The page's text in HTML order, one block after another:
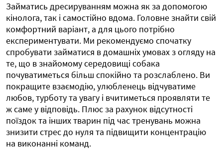
Займатись дресируванням можна як за допомогою
кінолога, так і самостійно вдома. Головне знайти свій
комфортний варіант, а для цього потрібно
експериментувати. Ми рекомендуємо спочатку
спробувати займатися в домашніх умовах з огляду на
те, що в знайомому середовищі собака
почуватиметься більш спокійно та розслаблено. Ви
покращите взаємодію, улюбленець відчуватиме
любов, турботу та увагу і вчитиметься проявляти те
ж саме у відповідь. Плюс за рахунок відсутності
поїздок та інших тварин під час тренувань можна
знизити стрес до нуля та підвищити концентрацію
на виконанні команд.